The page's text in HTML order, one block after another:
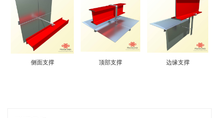
侧面支撑 顶部支撑 边缘支撑